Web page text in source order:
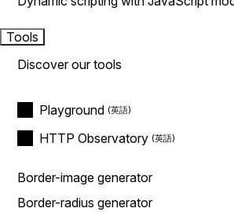
Tools
Discover our tools
Playground
HTTP Observatory
Border-image generator
Border-radius generator